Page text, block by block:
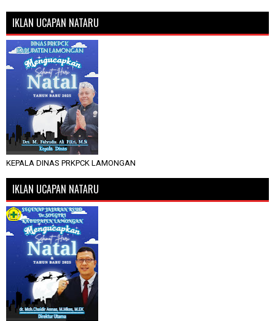
IKLAN UCAPAN NATARU
KEPALA DINAS PRKPCK LAMONGAN
IKLAN UCAPAN NATARU